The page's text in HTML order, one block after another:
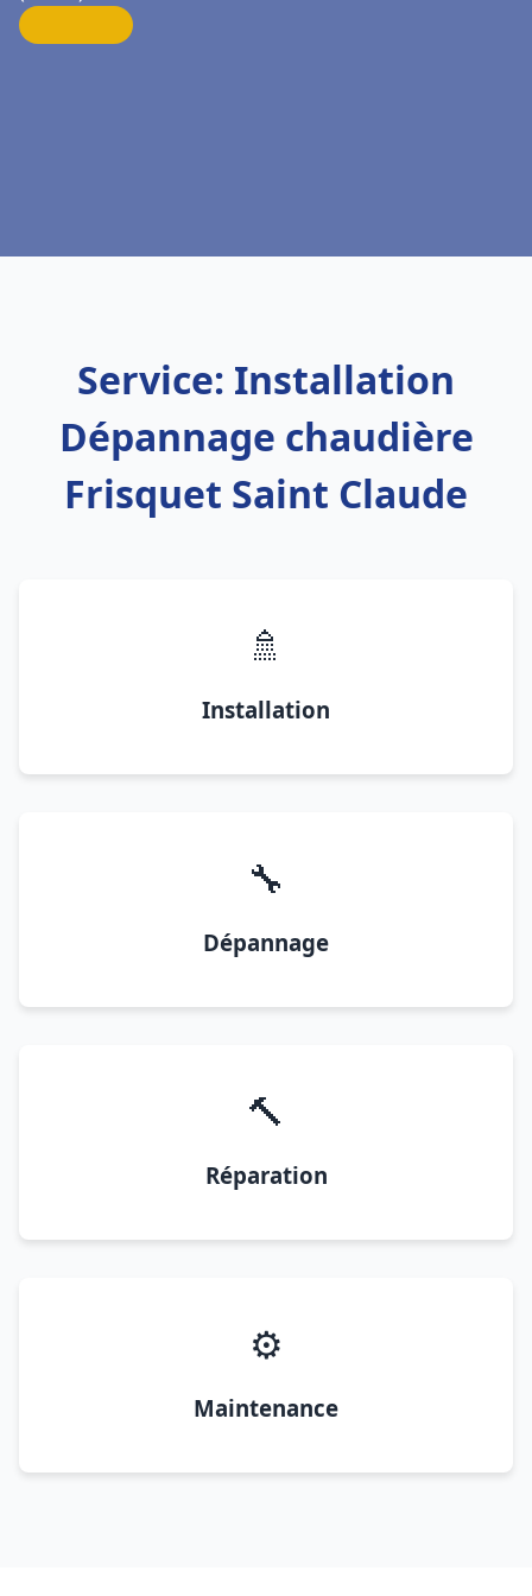
Service: Installation
Dépannage chaudière
Frisquet Saint Claude
🚿
Installation
🔧
Dépannage
🔨
Réparation
⚙️
Maintenance